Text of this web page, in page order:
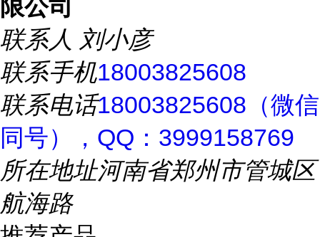
限公司
联系人 刘小彦
联系手机18003825608
联系电话18003825608（微信
同号），QQ：3999158769
所在地址河南省郑州市管城区
航海路